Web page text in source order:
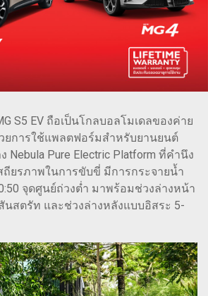
S5 EV ถือเป็นโกลบอลโมเดลของค่าย
ยการใช้แพลตฟอร์มสำหรับยานยนต์
Nebula Pure Electric Platform ที่คำนึง
ถียรภาพในการขับขี่ มีการกระจายน้ำ
จุดศูนย์ถ่วงต่ำ มาพร้อมช่วงล่างหน้า
นสตรัท และช่วงล่างหลังแบบอิสระ 5-